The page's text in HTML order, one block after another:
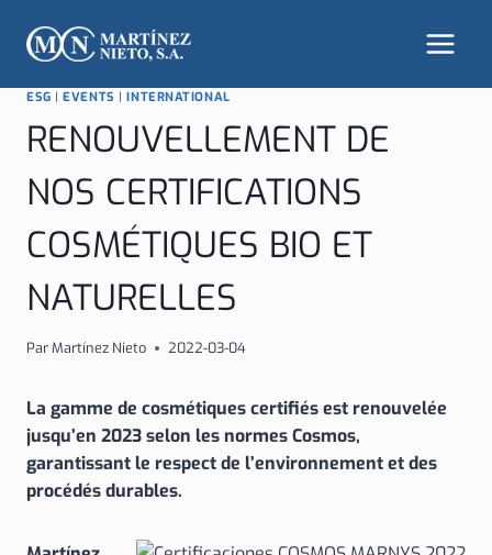
contenu
ESG |EVENTS |INTERNATIONAL
RENOUVELLEMENT DE
NOS CERTIFICATIONS
COSMÉTIQUES BIO ET
NATURELLES
ParMartínez Nieto 2022-03-04
La gamme de cosmétiques certifiés est renouvelée
jusqu’en 2023 selon les normes Cosmos,
garantissant le respect de l’environnement et des
procédés durables.